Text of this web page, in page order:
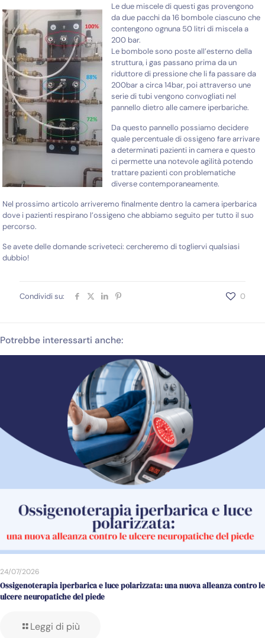
Le due miscele di questi gas provengono
da due pacchi da 16 bombole ciascuno che
contengono ognuna 50 litri di miscela a
200 bar.
Le bombole sono poste all’esterno della
struttura, i gas passano prima da un
riduttore di pressione che li fa passare da
200bar a circa 14bar, poi attraverso une
serie di tubi vengono convogliati nel
pannello dietro alle camere iperbariche.
Da questo pannello possiamo decidere
quale percentuale di ossigeno fare arrivare
a determinati pazienti in camera e questo
ci permette una notevole agilità potendo
trattare pazienti con problematiche
diverse contemporaneamente.
Nel prossimo articolo arriveremo finalmente dentro la camera iperbarica
dove i pazienti respirano l’ossigeno che abbiamo seguito per tutto il suo
percorso.
Se avete delle domande scriveteci: cercheremo di togliervi qualsiasi
dubbio!
Condividi su: 0
Potrebbe interessarti anche:
24/07/2026
Ossigenoterapia iperbarica e luce polarizzata: una nuova alleanza contro le
ulcere neuropatiche del piede
Leggi di più